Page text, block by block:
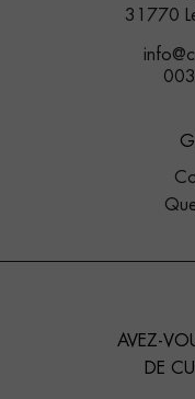
31770
AVEZ-
DE